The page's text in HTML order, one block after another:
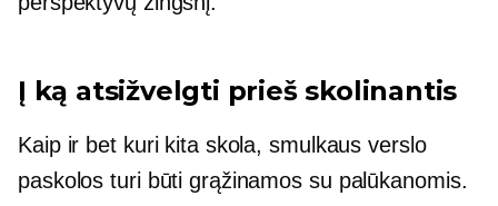
Į ką atsižvelgti prieš skolinantis
Kaip ir bet kuri kita skola, smulkaus verslo
paskolos turi būti grąžinamos su palūkanomis.